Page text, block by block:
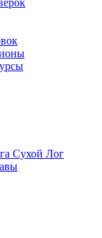
Сухой Лог